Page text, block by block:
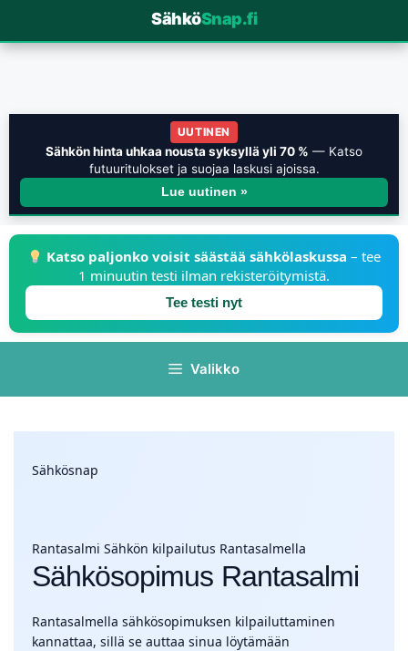
SähköSnap.fi
UUTINEN
Sähkön hinta uhkaa nousta syksyllä yli 70 % — Katso
futuuritulokset ja suojaa laskusi ajoissa.
Lue uutinen »
Katso paljonko voisit säästää sähkölaskussa – tee
1 minuutin testi ilman rekisteröitymistä.
Tee testi nyt
Valikko
Sähkösnap
Rantasalmi Sähkön kilpailutus Rantasalmella
Sähkösopimus Rantasalmi
Rantasalmella sähkösopimuksen kilpailuttaminen
kannattaa, sillä se auttaa sinua löytämään